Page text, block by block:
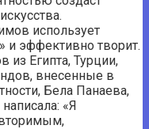
использует
и эффективно творит.
из Египта, Турции,
внесенные в
Бела Панаева,
«Я